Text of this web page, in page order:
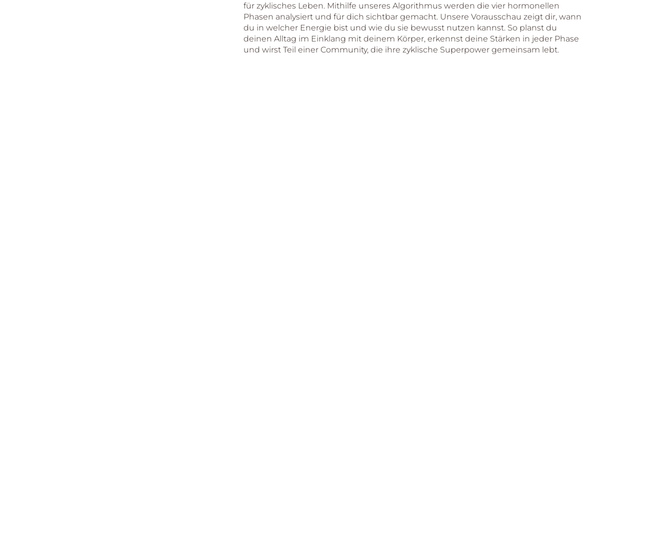
für zyklisches Leben. Mithilfe unseres Algorithmus werden die vier hormonellen
Phasen analysiert und für dich sichtbar gemacht. Unsere Vorausschau zeigt dir, wann
du in welcher Energie bist und wie du sie bewusst nutzen kannst. So planst du
deinen Alltag im Einklang mit deinem Körper, erkennst deine Stärken in jeder Phase
und wirst Teil einer Community, die ihre zyklische Superpower gemeinsam lebt.